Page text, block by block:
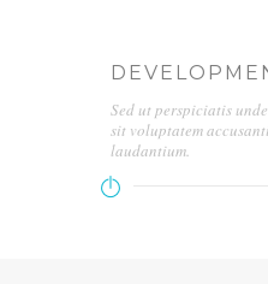
Sed ut perspiciatis
sit voluptatem
laudantium.